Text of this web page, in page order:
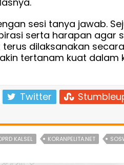
sesi tanya jawab.
serta harapan agar
dilaksanakan
tertanam kuat dalam
Twitter
KALSEL KORANPELITA.NET